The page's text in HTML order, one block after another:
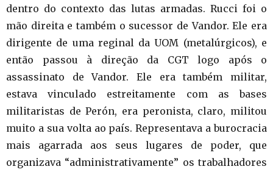
dentro do contexto das lutas armadas. Rucci foi o
mão direita e também o sucessor de Vandor. Ele era
dirigente de uma reginal da UOM (metalúrgicos), e
então passou à direção da CGT logo após o
assassinato de Vandor. Ele era também militar,
estava vinculado estreitamente com as bases
militaristas de Perón, era peronista, claro, militou
muito a sua volta ao país. Representava a burocracia
mais agarrada aos seus lugares de poder, que
organizava “administrativamente” os trabalhadores